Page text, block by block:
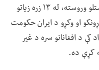
له ایران څخه د افغان کډوالو د پراخ ایستلو وروسته، له ۱۳ زره زیاتو
او وکړو د ایران حکومت
کې د افغانانو سره د غیر
کړې ده.